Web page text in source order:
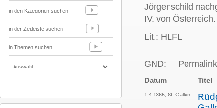
in den Kategorien suchen
in der Zeitleiste suchen
in Themen suchen
Jörgenschild
IV. von
Lit.: HLFL
GND:
Datum Titel
1.4.1365, St. Gallen